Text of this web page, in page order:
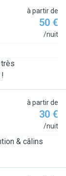
à partir de
50 €
/nuit
à partir de
30 €
/nuit
& câlins